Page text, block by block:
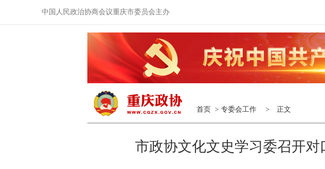
中国人民政治协商会议重庆市委员会主办
首页 > 专委会工作 > 正文
市政协文化文史学习委召开